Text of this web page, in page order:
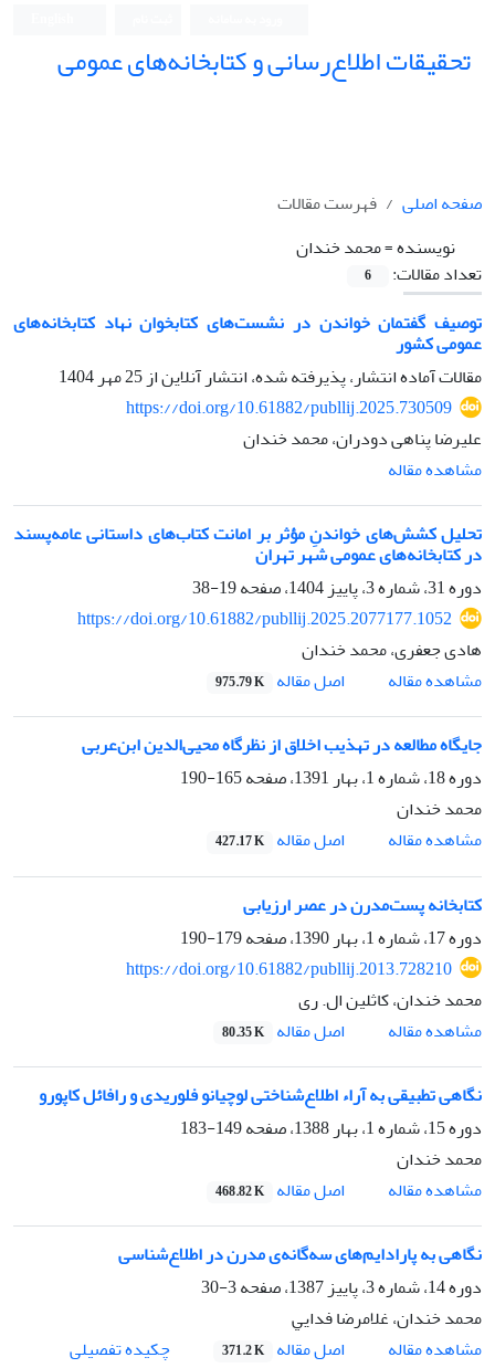
تحقیقات اطلاع‌رسانی و کتابخانه‌های عمومی
صفحه اصلی
فهرست مقالات
نویسنده =محمد خندان
تعداد مقالات:
6
توصیف گفتمان خواندن در نشست‌های کتابخوان نهاد کتابخانه‌های
عمومی کشور
مقالات آماده انتشار، پذیرفته شده، انتشار آنلاین از25 مهر 1404
https://doi.org/10.61882/publlij.2025.730509
علیرضا پناهی دودران، محمد خندان
مشاهده مقاله
تحلیل ‌کشش‌های خواندنِ مؤثر بر امانت کتاب‌های داستانی عامه‌پسند
در کتابخانه‌های عمومی شهر تهران
دوره 31، شماره 3، پاییز 1404، صفحه
19-38
https://doi.org/10.61882/publlij.2025.2077177.1052
هادی جعفری، محمد خندان
مشاهده مقاله
اصل مقاله 975.79 K
جایگاه مطالعه در تهذیب اخلاق از نظرگاه محیی‌الدین ابن‌عربی
دوره 18، شماره 1، بهار 1391، صفحه
165-190
محمد خندان
مشاهده مقاله
اصل مقاله 427.17 K
کتابخانه پست‌مدرن در عصر ارزیابی
دوره 17، شماره 1، بهار 1390، صفحه
179-190
https://doi.org/10.61882/publlij.2013.728210
محمد خندان، کاثلین ال. ری
مشاهده مقاله
اصل مقاله 80.35 K
نگاهی تطبیقی به آراء اطلاع‌شناختی لوچیانو فلوریدی و رافائل کاپورو
دوره 15، شماره 1، بهار 1388، صفحه
149-183
محمد خندان
مشاهده مقاله
اصل مقاله 468.82 K
نگاهی به پارادایم‌های سه‌گانه‌ی مدرن در اطلاع‌شناسی
دوره 14، شماره 3، پاییز 1387، صفحه
3-30
محمد خندان، ﻏﻼﻣﺮﺿﺎ ﻓﺪاﻳﻲ
مشاهده مقاله
اصل مقاله 371.2 K چکیده تفصیلی